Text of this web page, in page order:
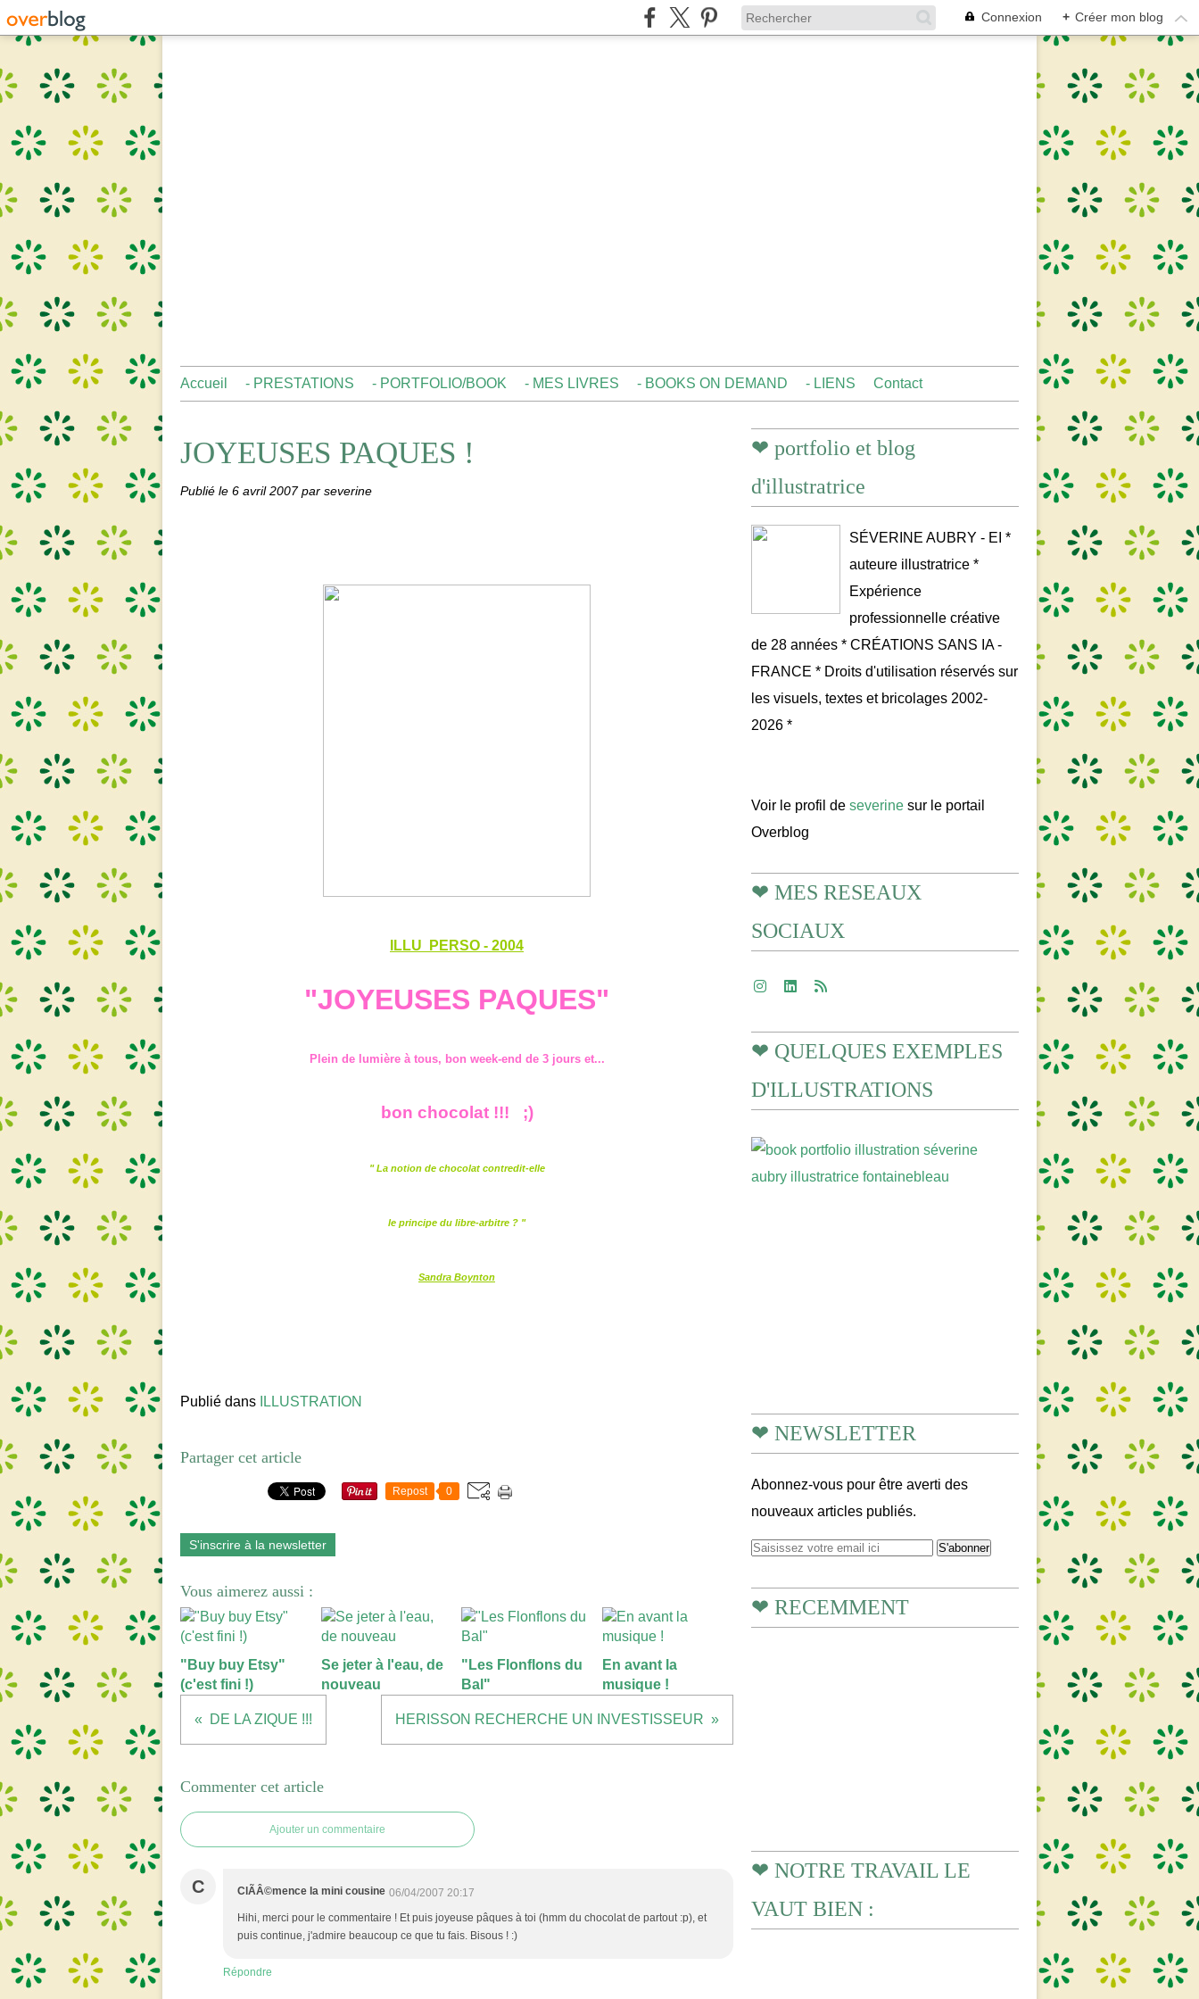
Connexion + Créer mon blog
Accueil - PRESTATIONS - PORTFOLIO/BOOK - MES LIVRES - BOOKS ON DEMAND - LIENS Contact
JOYEUSES PAQUES !
Publié le 6 avril 2007par severine
ILLU PERSO - 2004
"JOYEUSES PAQUES"
Plein de lumière à tous, bon week-end de 3 jours et...
bon chocolat !!! ;)
" La notion de chocolat contredit-elle
le principe du libre-arbitre ? "
Sandra Boynton
Publié dans ILLUSTRATION
Partager cet article
Repost 0
S'inscrire à la newsletter
Vous aimerez aussi :
"Buy buy Etsy"
(c'est fini !)
Se jeter à l'eau, de
nouveau
"Les Flonflons du
Bal"
En avant la
musique !
DE LA ZIQUE !!! HERISSON RECHERCHE UN INVESTISSEUR
Commenter cet article
Ajouter un commentaire
C ClÃÂ©mence la mini cousine 06/04/2007 20:17
Hihi, merci pour le commentaire ! Et puis joyeuse pâques à toi (hmm du chocolat de partout :p), et
puis continue, j'admire beaucoup ce que tu fais. Bisous ! :)
Répondre
❤ portfolio et blog
d'illustratrice
SÉVERINE AUBRY - EI *
auteure illustratrice *
Expérience
professionnelle créative
de 28 années * CRÉATIONS SANS IA -
FRANCE * Droits d'utilisation réservés sur
les visuels, textes et bricolages 2002-
2026 *
Voir le profil de severine sur le portail
Overblog
❤ MES RESEAUX
SOCIAUX
❤ QUELQUES EXEMPLES
D'ILLUSTRATIONS
❤ NEWSLETTER
Abonnez-vous pour être averti des
nouveaux articles publiés.
❤ RECEMMENT
❤ NOTRE TRAVAIL LE
VAUT BIEN :